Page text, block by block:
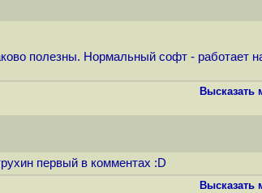
полезны. Нормальный софт -
Высказать
первый в комментах :D
Высказать